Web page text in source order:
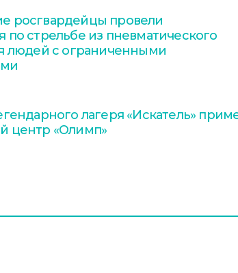
росгвардейцы провели
по стрельбе из пневматического
людей с ограниченными
лагеря «Искатель»
центр «Олимп»